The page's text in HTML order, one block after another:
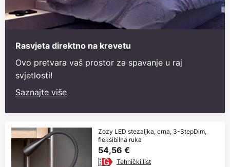
Rasvjeta direktno na krevetu
Ovo pretvara vaš prostor za spavanje u raj
svjetlosti!
Saznajte više
Zozy LED stezaljka, crna, 3-StepDim,
fleksibilna ruka
54,56 €
Tehnički list